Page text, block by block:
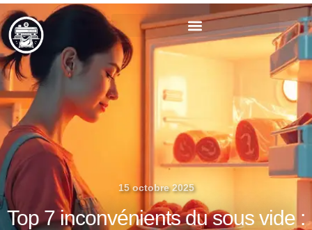
Aller
au
contenu
15 octobre 2025
Top 7 inconvénients du sous vide :